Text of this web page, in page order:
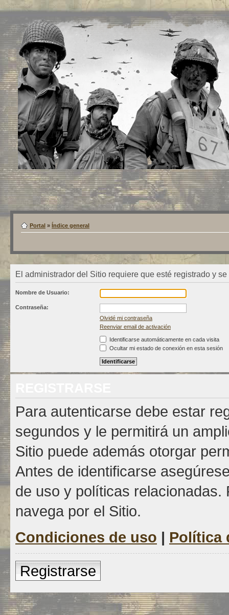
Portal » Índice general
El administrador del Sitio requiere que esté registrado y
Nombre de Usuario:
Contraseña:
Olvidé mi contraseña
Reenviar email de activación
Identificarse automáticamente en cada visita
Ocultar mi estado de conexión en esta sesión
Para autenticarse debe estar
segundos y le permitirá un
Sitio puede además otorgar
Antes de identificarse
de uso y políticas
navega por el Sitio.
Condiciones de uso | Política
Registrarse